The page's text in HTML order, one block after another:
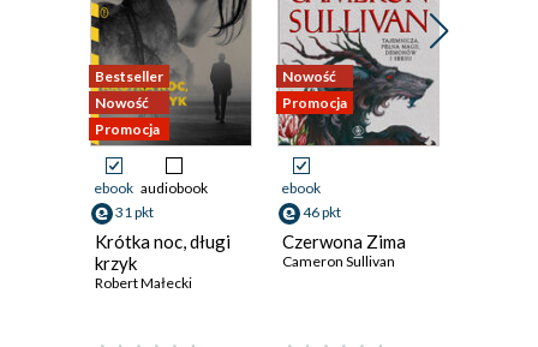
Bestseller
Nowość
Promocja
ebook audiobook
31 pkt
Krótka noc, długi
krzyk
Robert Małecki
Nowość
Promocja
ebook
46 pkt
Czerwona Zima
Cameron Sullivan